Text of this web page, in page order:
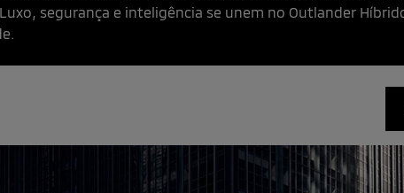
segurança e inteligência se unem no Outlander